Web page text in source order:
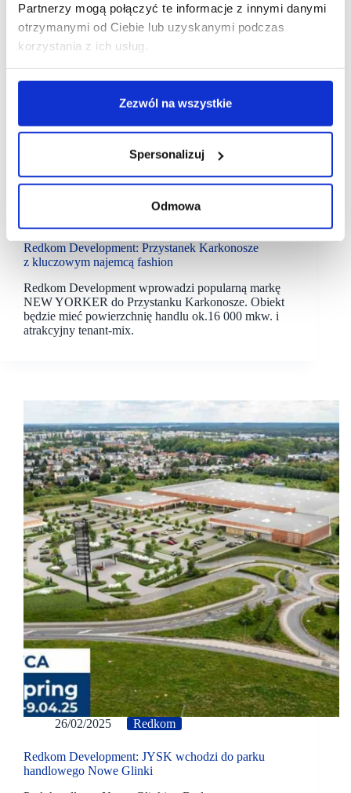
Partnerzy mogą połączyć te informacje z innymi danymi
otrzymanymi od Ciebie lub uzyskanymi podczas
korzystania z ich usług.
Zezwól na wszystkie
Spersonalizuj
Odmowa
Przystanek Karkonosze
Redkom Development: Przystanek Karkonosze
z kluczowym najemcą fashion
Redkom Development wprowadzi popularną markę
NEW YORKER do Przystanku Karkonosze. Obiekt
będzie mieć powierzchnię handlu ok.16 000 mkw. i
atrakcyjny tenant-mix.
26/02/2025 Redkom
Redkom Development: JYSK wchodzi do parku
handlowego Nowe Glinki